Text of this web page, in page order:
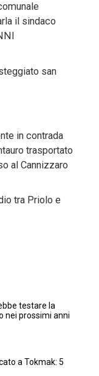
il sindaco
san
in contrada
trasportato
al Cannizzaro
tra Priolo e
testare la
nei prossimi anni
a Tokmak: 5